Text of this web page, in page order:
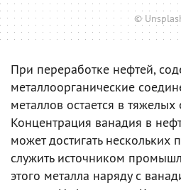
©
При переработке нефтей,
металлоорганические
металлов остается в тяжелых
Концентрация ванадия в
может достигать нескольких
служить источником
этого металла наряду с